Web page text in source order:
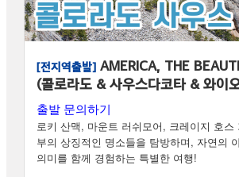
[전지역출발] AMERICA, THE
(콜로라도 & 사우스다코타 & 와이
출발 문의하기
로키 산맥, 마운트 러쉬모어, 크레이지 호스
부의 상징적인 명소들을 탐방하며, 자연의
의미를 함께 경험하는 특별한 여행!